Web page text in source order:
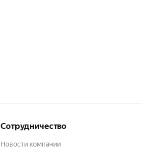
Сотрудничество
Новости компании